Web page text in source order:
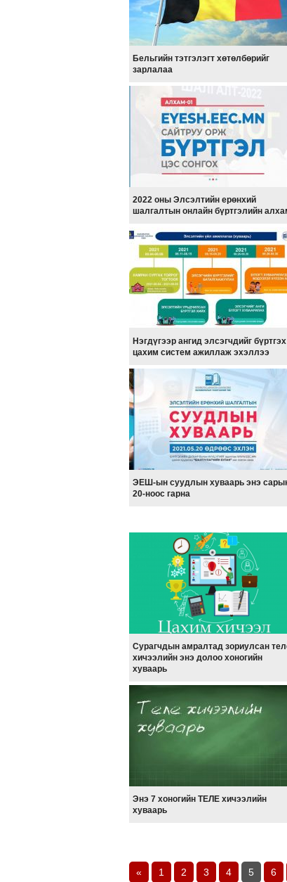
Бельгийн тэтгэлэгт хөтөлбөрийг
зарлалаа
2022 оны Элсэлтийн ерөнхий
шалгалтын онлайн бүртгэлийн
Нэгдүгээр ангид элсэгчдийг бүртгэх
цахим систем ажиллаж эхэллээ
ЭЕШ-ын суудлын хуваарь энэ
20-ноос гарна
Сурагчдын амралтад зориулсан
хичээлийн энэ долоо хоногийн
хуваарь
Энэ 7 хоногийн ТЕЛЕ хичээлийн
хуваарь
« 1 2 3 4 5 6